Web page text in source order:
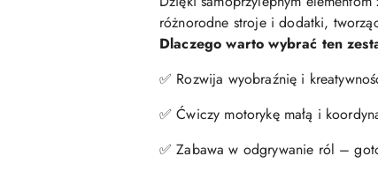
różnorodne stroje i dodatki,
Dlaczego warto wybrać ten
✅ Rozwija wyobraźnię i
✅ Ćwiczy motorykę małą i
✅ Zabawa w odgrywanie ról –